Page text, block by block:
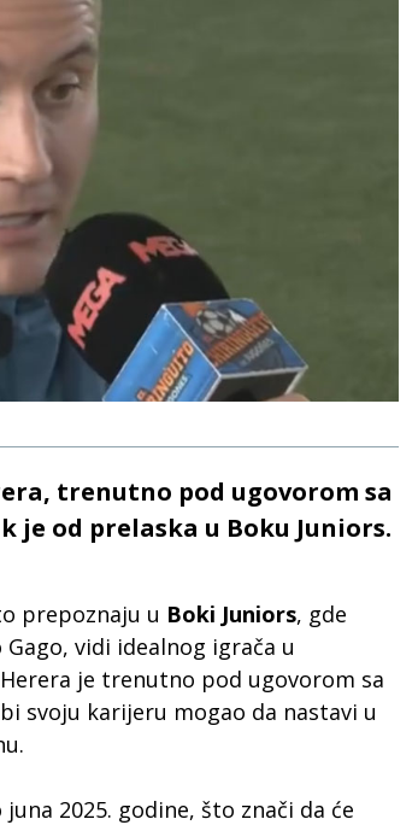
trenutno pod ugovorom sa
od prelaska u Boku Juniors.
prepoznaju u Boki Juniors, gde
vidi idealnog igrača u
je trenutno pod ugovorom sa
svoju karijeru mogao da nastavi u
2025. godine, što znači da će